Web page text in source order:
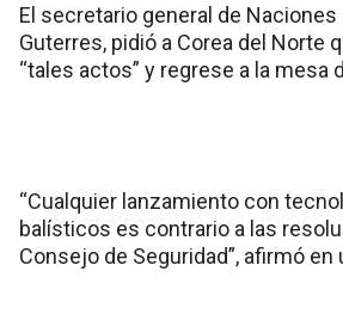
El secretario general de Naciones
Guterres, pidió a Corea del Norte
“tales actos” y regrese a la mesa
“Cualquier lanzamiento con
balísticos es contrario a las
Consejo de Seguridad”, afirmó